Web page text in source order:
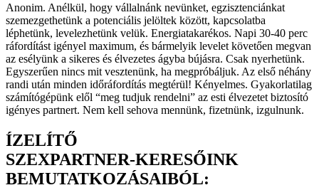
Anonim. Anélkül, hogy vállalnánk nevünket, egzisztenciánkat
szemezgethetünk a potenciális jelöltek között, kapcsolatba
léphetünk, levelezhetünk velük. Energiatakarékos. Napi 30-40 perc
ráfordítást igényel maximum, és bármelyik levelet követően megvan
az esélyünk a sikeres és élvezetes ágyba bújásra. Csak nyerhetünk.
Egyszerűen nincs mit vesztenünk, ha megpróbáljuk. Az első néhány
randi után minden időráfordítás megtérül! Kényelmes. Gyakorlatilag
számítógépünk elől “meg tudjuk rendelni” az esti élvezetet biztosító
igényes partnert. Nem kell sehova mennünk, fizetnünk, izgulnunk.
ÍZELÍTŐ
SZEXPARTNER-KERESŐINK
BEMUTATKOZÁSAIBÓL: